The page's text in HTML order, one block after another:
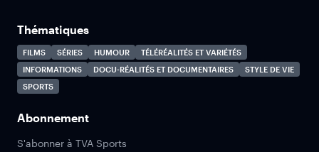
Thématiques
FILMS SÉRIES HUMOUR
TÉLÉRÉALITÉS ET VARIÉTÉS
INFORMATIONS
DOCU-RÉALITÉS ET DOCUMENTAIRES
STYLE DE VIE
SPORTS
Abonnement
S'abonner à TVA Sports